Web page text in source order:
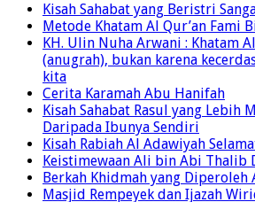
MENGHAPUS DENDAM
Kisah Sahabat yang Beristri
Metode Khatam Al Qur’an Fami
KH. Ulin Nuha Arwani : Khatam
(anugrah), bukan karena
kita
Cerita Karamah Abu Hanifah
Kisah Sahabat Rasul yang Lebih
Daripada Ibunya Sendiri
Kisah Rabiah Al Adawiyah
Keistimewaan Ali bin Abi Thalib
Berkah Khidmah yang Diperoleh